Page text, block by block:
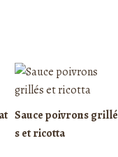
Sauce poivrons grillé
s et ricotta